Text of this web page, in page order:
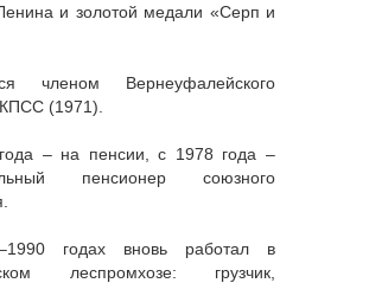
и золотой медали «Серп и
членом Вернеуфалейского
(1971).
– на пенсии, с 1978 года –
пенсионер союзного
годах вновь работал в
леспромхозе: грузчик,